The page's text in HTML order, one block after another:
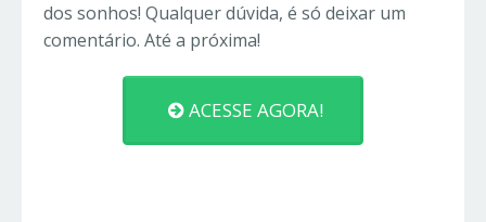
dos sonhos! Qualquer dúvida, é só deixar um
comentário. Até a próxima!
ACESSE AGORA!